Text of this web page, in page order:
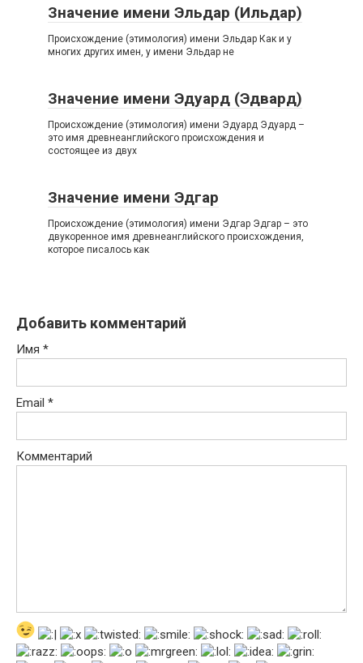
Значение имени Эльдар (Ильдар)
Происхождение (этимология) имени Эльдар Как и у
многих других имен, у имени Эльдар не
Значение имени Эдуард (Эдвард)
Происхождение (этимология) имени Эдуард Эдуард –
это имя древнеанглийского происхождения и
состоящее из двух
Значение имени Эдгар
Происхождение (этимология) имени Эдгар Эдгар – это
двукоренное имя древнеанглийского происхождения,
которое писалось как
Добавить комментарий
Имя *
Email *
Комментарий